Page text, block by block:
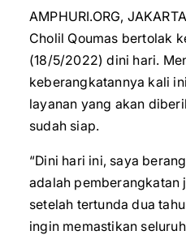
AMPHURI.ORG,
Cholil Qoumas bertolak
(18/5/2022) dini hari.
keberangkatannya kali
layanan yang akan
sudah siap.
“Dini hari ini, saya
adalah pemberangkatan
setelah tertunda dua
ingin memastikan